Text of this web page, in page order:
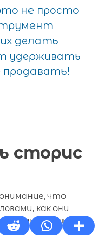
не просто
их делать
удерживать
сторис
что
как они
и как их делать